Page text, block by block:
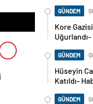
GÜNDEM
Kore
GÜNDEM
Hüseyin
Katıldı-
GÜNDEM